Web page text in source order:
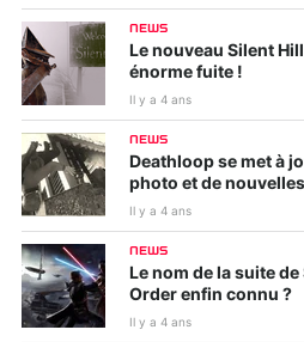
NEWS
Le nouveau Silent
énorme fuite !
Il y a 4 ans
NEWS
Deathloop se met à
photo et de
Il y a 4 ans
NEWS
Le nom de la suite
Order enfin connu ?
Il y a 4 ans